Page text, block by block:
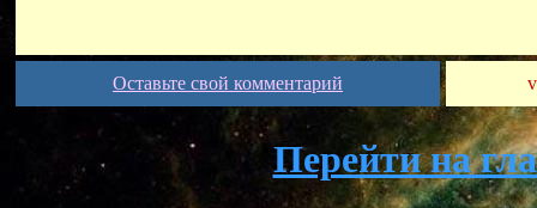
Оставьте свой комментарий
Перейти на